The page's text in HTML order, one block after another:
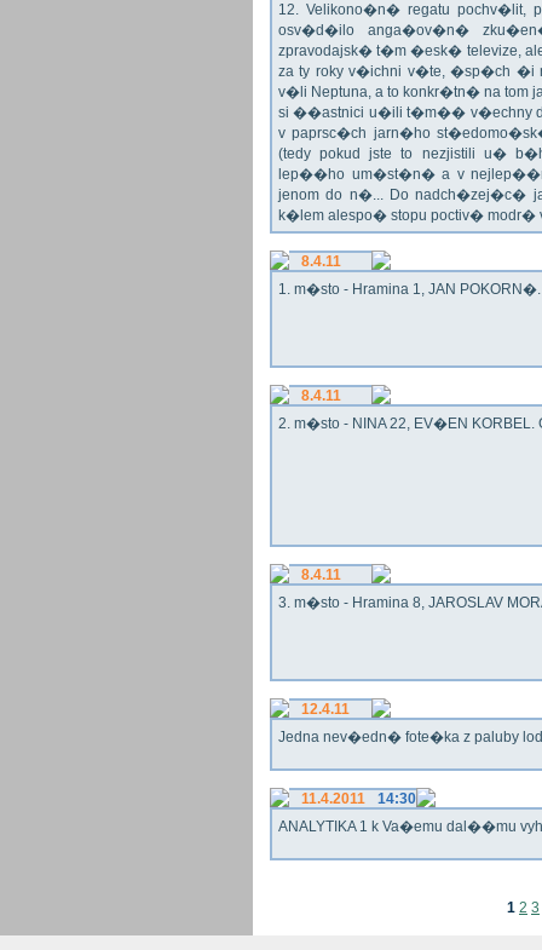
12. Velikono�n� regatu
osv�d�ilo anga�ov�n�
zpravodajsk� t�m �esk� televize,
za ty roky v�ichni v�te, �sp�ch
v�li Neptuna, a to konkr�tn� na tom
si ��astnici u�ili t�m�� v�echny
v paprsc�ch jarn�ho
(tedy pokud jste to nezjistili u�
lep��ho um�st�n� a v
jenom do n�... Do nadch�zej�c�
k�lem alespo� stopu poctiv�
8.4.11
1. m�sto - Hramina 1, JAN
8.4.11
2. m�sto - NINA 22, EV�EN KORBEL.
8.4.11
3. m�sto - Hramina 8, JAROSLAV
12.4.11
Jedna nev�edn� fote�ka z paluby
11.4.2011
14:30
ANALYTIKA 1 k Va�emu dal��mu
1 2 3